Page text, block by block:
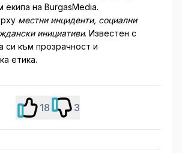
екипа на BurgasMedia.
местни инциденти, социални
инициативи. Известен с
си към прозрачност и
етика.
18 3